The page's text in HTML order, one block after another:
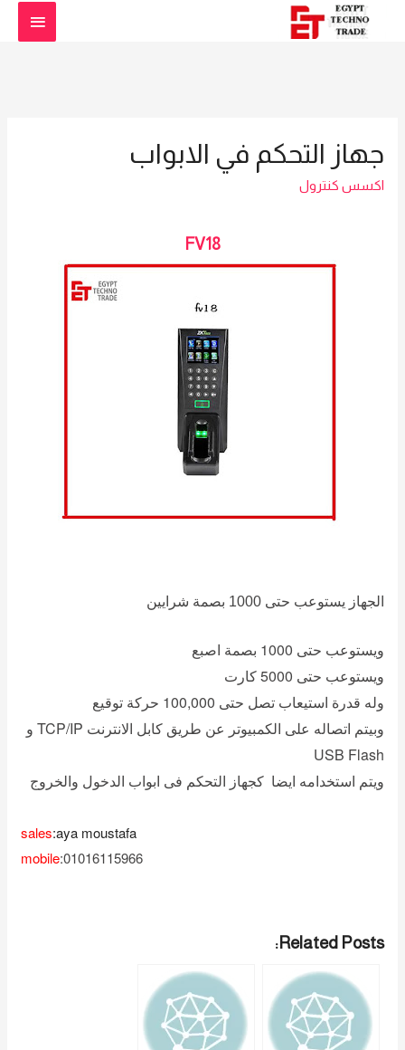
جهاز التحكم في الابواب
اكسس كنترول
FV18
الجهاز يستوعب حتى 1000 بصمة شرايين
ويستوعب حتى 1000 بصمة اصبع
ويستوعب حتى 5000 كارت
وله قدرة استيعاب تصل حتى 100,000 حركة توقيع
وبيتم اتصاله على الكمبيوتر عن طريق كابل الانترنت TCP/IP و
USB Flash
ويتم استخدامه ايضا كجهاز التحكم فى ابواب الدخول والخروج
sales:aya moustafa
mobile:01016115966
Related Posts: